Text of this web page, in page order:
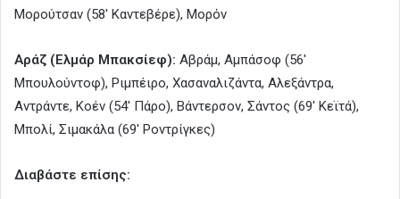
Μορούτσαν (58′ Καντεβέρε), Μορόν
Αράζ (Ελμάρ Μπακσίεφ): Αβράμ, Αμπάσοφ (56′
Μπουλούντοφ), Ριμπέιρο, Χασαναλιζάντα, Αλεξάντρα,
Αντράντε, Κοέν (54′ Πάρο), Βάντερσον, Σάντος (69′ Κεϊτά),
Μπολί, Σιμακάλα (69′ Ροντρίγκες)
Διαβάστε επίσης: